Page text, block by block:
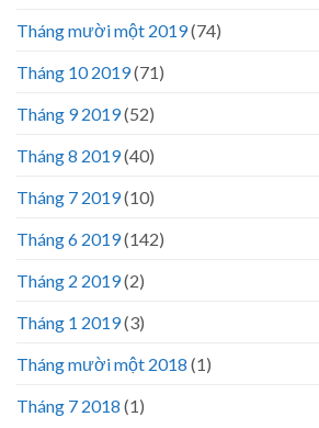
Tháng mười một 2019(74)
Tháng 10 2019(71)
Tháng 9 2019(52)
Tháng 8 2019(40)
Tháng 7 2019(10)
Tháng 6 2019(142)
Tháng 2 2019(2)
Tháng 1 2019(3)
Tháng mười một 2018 (1)
Tháng 7 2018 (1)